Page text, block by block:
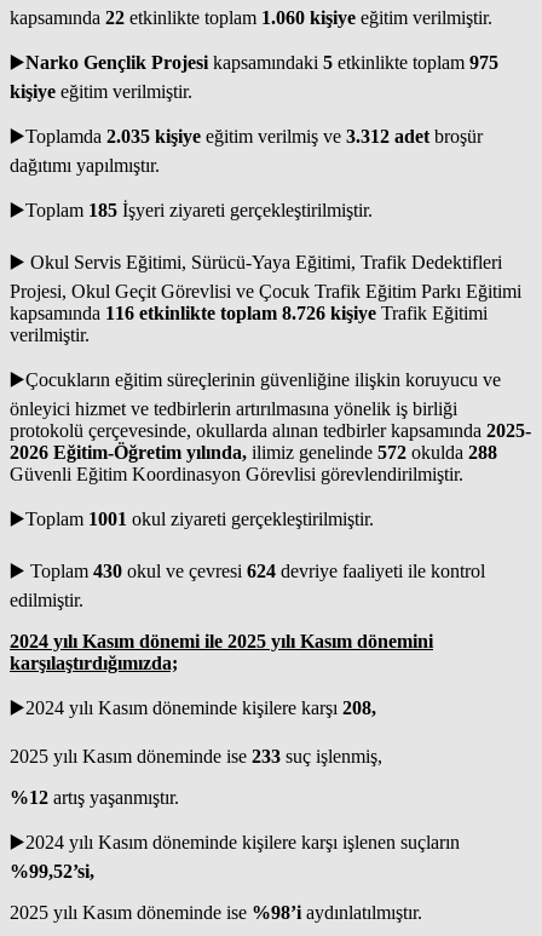
kapsamında 22 etkinlikte toplam 1.060 kişiye eğitim verilmiştir.
▶️Narko Gençlik Projesi kapsamındaki 5 etkinlikte toplam 975
kişiye eğitim verilmiştir.
▶️Toplamda 2.035 kişiye eğitim verilmiş ve 3.312 adet broşür
dağıtımı yapılmıştır.
▶️Toplam 185 İşyeri ziyareti gerçekleştirilmiştir.
▶️ Okul Servis Eğitimi, Sürücü-Yaya Eğitimi, Trafik Dedektifleri
Projesi, Okul Geçit Görevlisi ve Çocuk Trafik Eğitim Parkı Eğitimi
kapsamında 116 etkinlikte toplam 8.726 kişiye Trafik Eğitimi
verilmiştir.
▶️Çocukların eğitim süreçlerinin güvenliğine ilişkin koruyucu ve
önleyici hizmet ve tedbirlerin artırılmasına yönelik iş birliği
protokolü çerçevesinde, okullarda alınan tedbirler kapsamında 2025-
2026 Eğitim-Öğretim yılında, ilimiz genelinde 572 okulda 288
Güvenli Eğitim Koordinasyon Görevlisi görevlendirilmiştir.
▶️Toplam 1001 okul ziyareti gerçekleştirilmiştir.
▶️ Toplam 430 okul ve çevresi 624 devriye faaliyeti ile kontrol
edilmiştir.
2024 yılı Kasım dönemi ile 2025 yılı Kasım dönemini
karşılaştırdığımızda;
▶️2024 yılı Kasım döneminde kişilere karşı 208,
2025 yılı Kasım döneminde ise 233 suç işlenmiş,
%12 artış yaşanmıştır.
▶️2024 yılı Kasım döneminde kişilere karşı işlenen suçların
%99,52’si,
2025 yılı Kasım döneminde ise %98’i aydınlatılmıştır.